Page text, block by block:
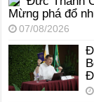
Mừng phá đổ
07/08/2026